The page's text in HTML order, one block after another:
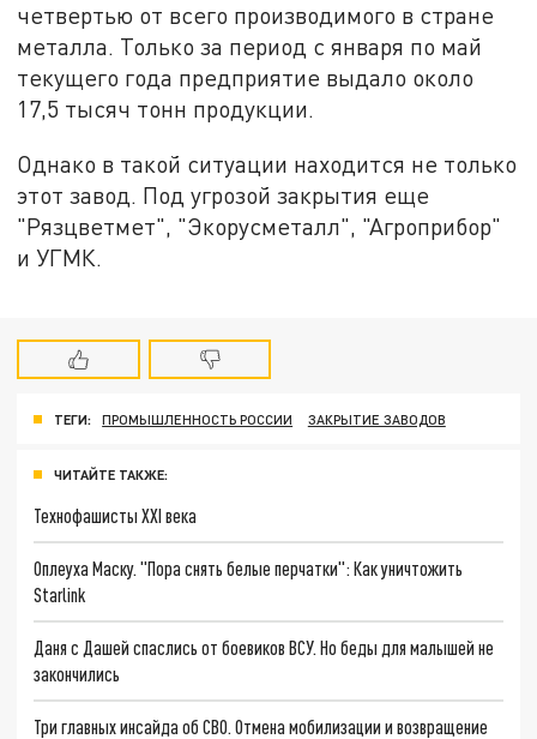
четвертью от всего производимого в стране
металла. Только за период с января по май
текущего года предприятие выдало около
17,5 тысяч тонн продукции.
Однако в такой ситуации находится не только
этот завод. Под угрозой закрытия еще
"Рязцветмет", "Экорусметалл", "Агроприбор"
и УГМК.
ТЕГИ: ПРОМЫШЛЕННОСТЬ РОССИИ ЗАКРЫТИЕ ЗАВОДОВ
ЧИТАЙТЕ ТАКЖЕ:
Технофашисты XXI века
Оплеуха Маску. "Пора снять белые перчатки": Как уничтожить
Starlink
Даня с Дашей спаслись от боевиков ВСУ. Но беды для малышей не
закончились
Три главных инсайда об СВО. Отмена мобилизации и возвращение